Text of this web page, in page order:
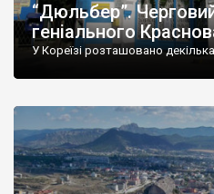
“Дюльбер”.
геніального
У Кореїзі розташовано